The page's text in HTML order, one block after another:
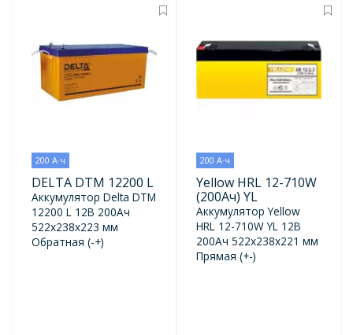
200 А·ч
DELTA DTM 12200 L
Аккумулятор Delta DTM
12200 L 12В 200Ач
522x238x223 мм
Обратная (-+)
200 А·ч
Yellow HRL 12-710W
(200Ач) YL
Аккумулятор Yellow
HRL 12-710W YL 12В
200Ач 522x238x221 мм
Прямая (+-)